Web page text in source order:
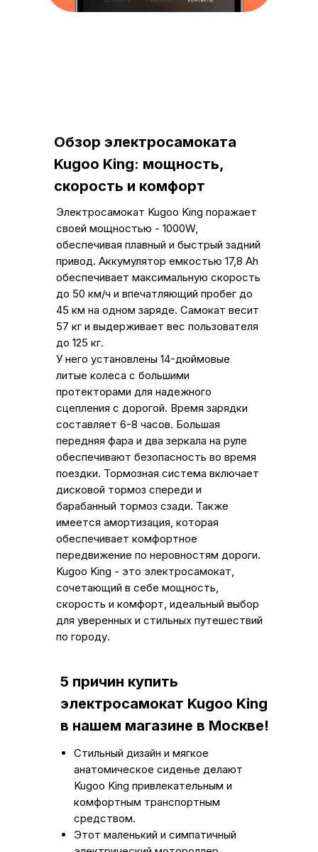
Электросамокат Kugoo King поражает
своей мощностью - 1000W,
обеспечивая плавный и быстрый задний
привод. Аккумулятор емкостью 17,8 Ah
обеспечивает максимальную скорость
до 50 км/ч и впечатляющий пробег до
45 км на одном заряде. Самокат весит
57 кг и выдерживает вес пользователя
до 125 кг.
У него установлены 14-дюймовые
литые колеса с большими
протекторами для надежного
сцепления с дорогой. Время зарядки
составляет 6-8 часов. Большая
передняя фара и два зеркала на руле
обеспечивают безопасность во время
поездки. Тормозная система включает
дисковой тормоз спереди и
барабанный тормоз сзади. Также
имеется амортизация, которая
обеспечивает комфортное
передвижение по неровностям дороги.
Kugoo King - это электросамокат,
сочетающий в себе мощность,
скорость и комфорт, идеальный выбор
для уверенных и стильных путешествий
по городу.
Обзор электросамоката
Kugoo King: мощность,
скорость и комфорт
5 причин купить
электросамокат Kugoo King
в нашем магазине в Москве!
Стильный дизайн и мягкое
анатомическое сиденье делают
Kugoo King привлекательным и
комфортным транспортным
средством.
Этот маленький и симпатичный